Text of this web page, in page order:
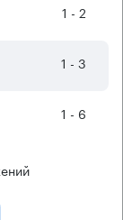
1 - 2
1 - 3
1 - 6